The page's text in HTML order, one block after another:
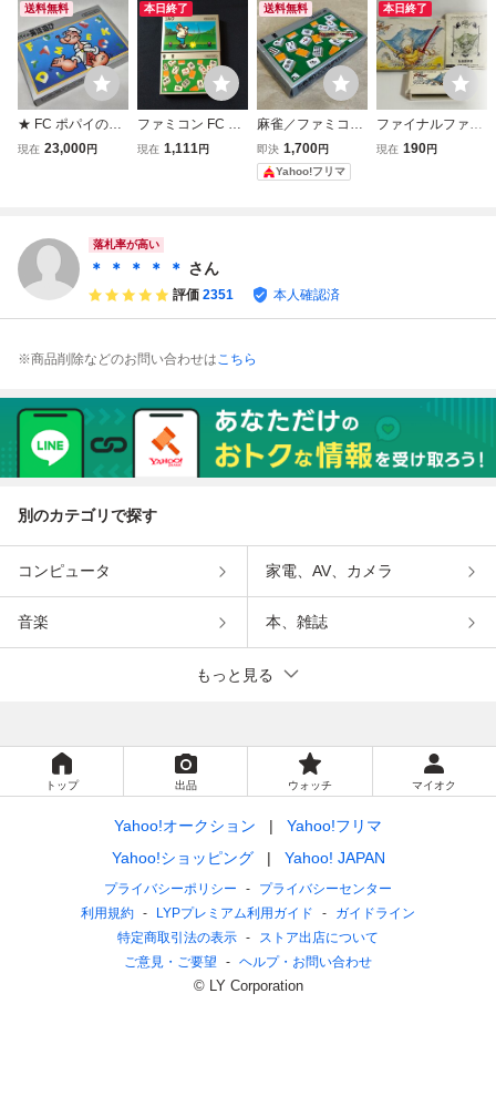
送料無料
★ FC ポパイの英
語遊び ★ 銀箱 ★
現在 23,000円
本日終了
ファミコン FC 銀
箱カセット2本ま
現在 1,111円
送料無料
麻雀／ファミコン
／FC／任天堂
即決 1,700円
Yahoo!フリマ
本日終了
ファイナルファン
タジー3 任天
現在 190円
落札率が高い
＊ ＊ ＊ ＊ ＊ さん
評価 2351 本人確認済
※商品削除などのお問い合わせはこちら
別のカテゴリで探す
コンピュータ 家電、AV、カメラ
音楽 本、雑誌
もっと見る
トップ 出品 ウォッチ マイオク
Yahoo!オークション
Yahoo!フリマ
Yahoo!ショッピング
Yahoo! JAPAN
プライバシーポリシー
プライバシーセンター
利用規約
LYPプレミアム利用ガイド
ガイドライン
特定商取引法の表示
ストア出店について
ご意見・ご要望
ヘルプ・お問い合わせ
© LY Corporation